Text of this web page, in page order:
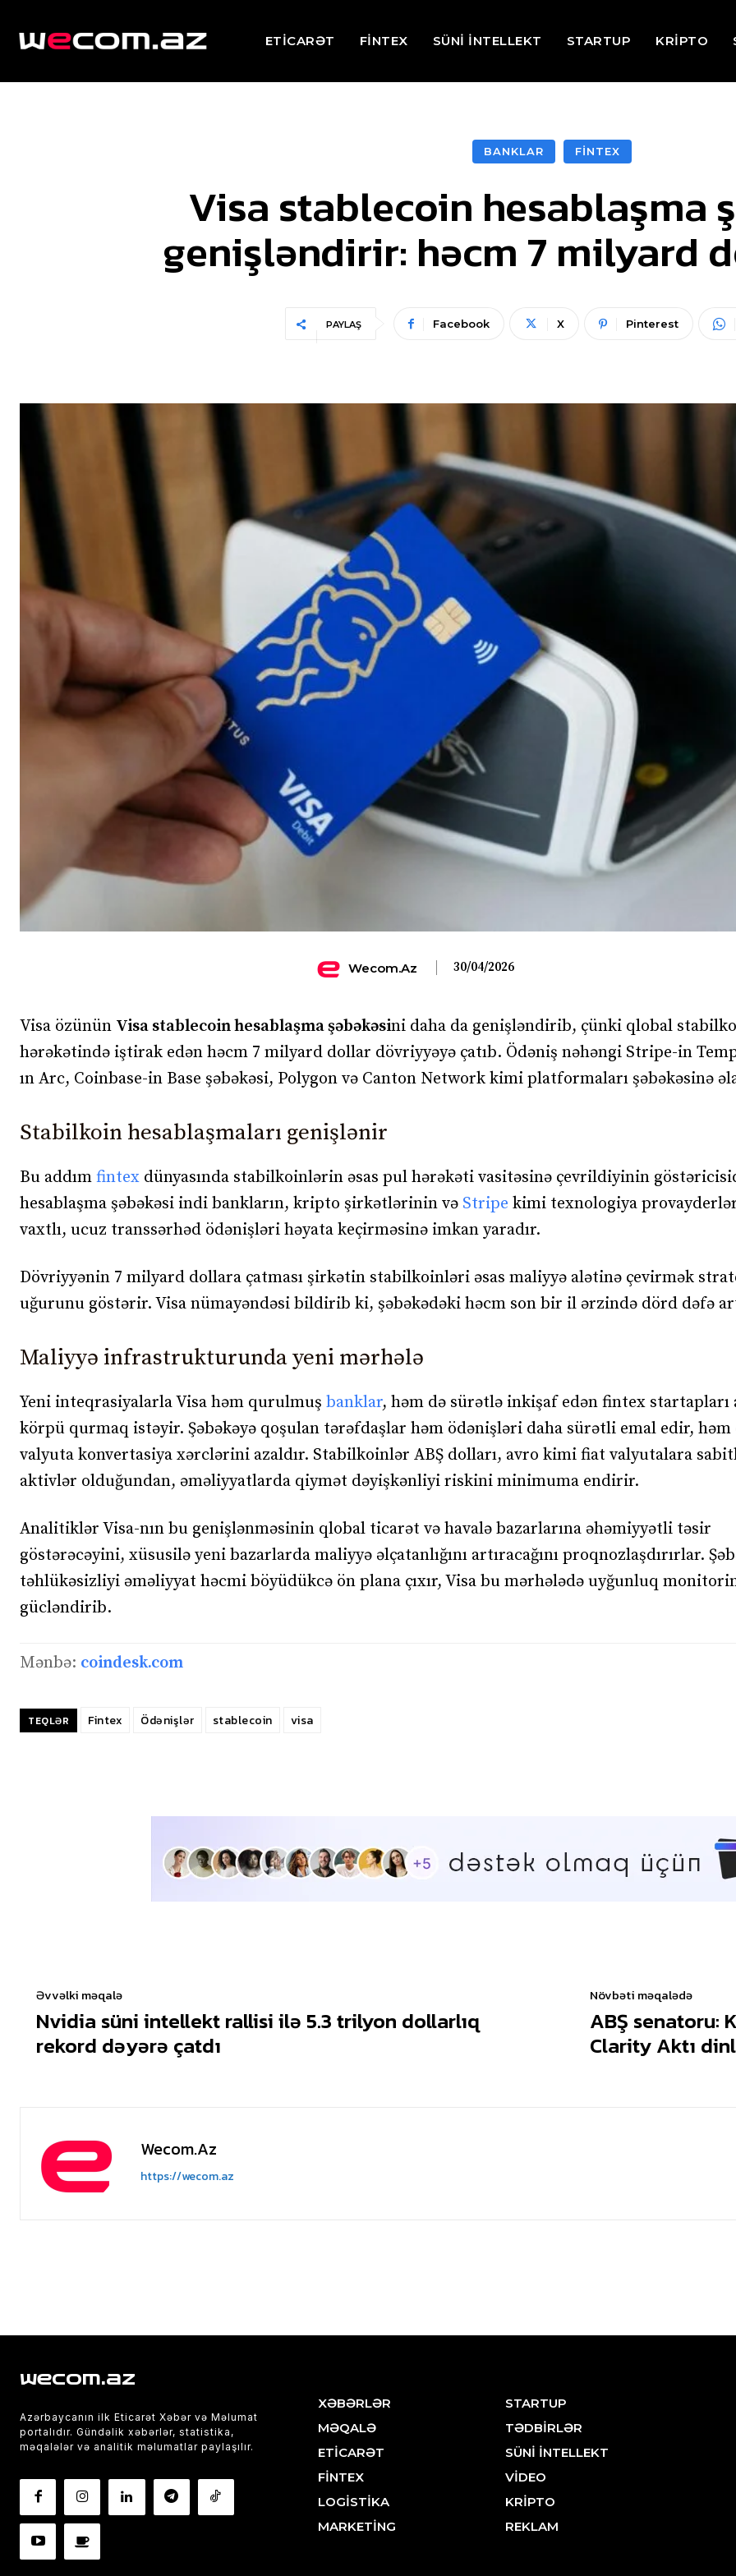
ETİCARƏT FİNTEX SÜNİ İNTELLEKT STARTUP KRİPTO
BANKLAR FİNTEX
Visa stablecoin hesablaşma
genişləndirir: həcm 7 milyard
PAYLAŞ Facebook X Pinterest
Wecom.az 30/04/2026
Visa özünün Visa stablecoin hesablaşma şəbəkəsini daha da genişləndirib, çünki qlobal
hərəkətində iştirak edən həcm 7 milyard dollar dövriyyəyə çatıb. Ödəniş nəhəngi Stripe-in
ın Arc, Coinbase-in Base şəbəkəsi, Polygon və Canton Network kimi platformaları şəbəkəsinə
Stabilkoin hesablaşmaları genişlənir
Bu addım fintex dünyasında stabilkoinlərin əsas pul hərəkəti vasitəsinə çevrildiyinin
hesablaşma şəbəkəsi indi bankların, kripto şirkətlərinin və Stripe kimi texnologiya
vaxtlı, ucuz transsərhəd ödənişləri həyata keçirməsinə imkan yaradır.
Dövriyyənin 7 milyard dollara çatması şirkətin stabilkoinləri əsas maliyyə alətinə çevirmək
uğurunu göstərir. Visa nümayəndəsi bildirib ki, şəbəkədəki həcm son bir il ərzində dörd dəfə
Maliyyə infrastrukturunda yeni mərhələ
Yeni inteqrasiyalarla Visa həm qurulmuş banklar, həm də sürətlə inkişaf edən fintex startapları
körpü qurmaq istəyir. Şəbəkəyə qoşulan tərəfdaşlar həm ödənişləri daha sürətli emal edir, həm
valyuta konvertasiya xərclərini azaldır. Stabilkoinlər ABŞ dolları, avro kimi fiat valyutalara
aktivlər olduğundan, əməliyyatlarda qiymət dəyişkənliyi riskini minimuma endirir.
Analitiklər Visa-nın bu genişlənməsinin qlobal ticarət və havalə bazarlarına əhəmiyyətli təsir
göstərəcəyini, xüsusilə yeni bazarlarda maliyyə əlçatanlığını artıracağını proqnozlaşdırırlar.
təhlükəsizliyi əməliyyat həcmi böyüdükcə ön plana çıxır, Visa bu mərhələdə uyğunluq
gücləndirib.
Mənbə: coindesk.com
TEQLƏR Fintex Ödənişlər stablecoin visa
Əvvəlki məqalə
Nvidia süni intellekt rallisi ilə 5.3 trilyon dollarlıq
rekord dəyərə çatdı
Növbəti məqalədə
ABŞ senatoru:
Clarity Aktı
Wecom.az
https://wecom.az
wecom.az
Azərbaycanın ilk Eticarət Xəbər və Məlumat
portalıdır. Gündəlik xəbərlər, statistika,
məqalələr və analitik məlumatlar paylaşılır.
XƏBƏRLƏR
MƏQALƏ
ETİCARƏT
FİNTEX
LOGİSTİKA
MARKETİNG
STARTUP
TƏDBİRLƏR
SÜNİ İNTELLEKT
VİDEO
KRİPTO
REKLAM